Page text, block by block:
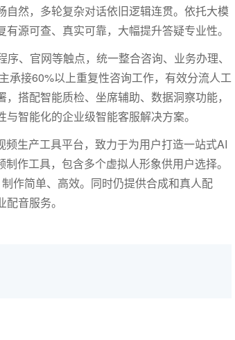
然，多轮复杂对话依旧逻辑连贯。依托大模
源可查、真实可靠，大幅提升答疑专业性。
序、官网等触点，统一整合咨询、业务办理、
承接60%以上重复性咨询工作，有效分流人工
搭配智能质检、坐席辅助、数据洞察功能，
智能化的企业级智能客服解决方案。
生产工具平台，致力于为用户打造一站式AI
作工具，包含多个虚拟人形象供用户选择。
作简单、高效。同时仍提供合成和真人配
音服务。